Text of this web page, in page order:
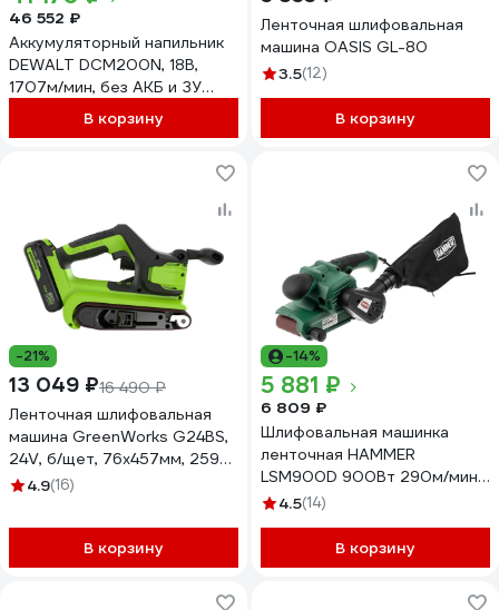
46 552 ₽
Аккумуляторный напильник
DEWALT DCM200N, 18В,
1707м/мин, без АКБ и ЗУ
DCM200N-XJВ корзину
Ленточная шлифовальная
машина OASIS GL-80
3.5(12)
В корзину
-21%
13 049 ₽16 490 ₽
Ленточная шлифовальная
машина GreenWorks G24BS,
24V, б/щет, 76х457мм, 259
м/мин, 1x2Ач,ЗУ, коробка
4.9(16)
В корзину
-14%
5 881 ₽
6 809 ₽
Шлифовальная машинка
ленточная HAMMER
LSM900D 900Вт 290м/мин
лента 457x75мм 840982
4.5(14)
В корзину